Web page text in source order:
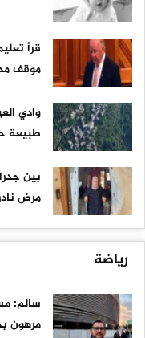
قرأ
موقف
طبيعة
بين
مرض
رياضة
سالم:
مرهون